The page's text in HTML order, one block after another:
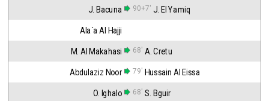
J. Bacuna 90+7' J. El Yamiq
Ala´a Al Hajji
M. Al Makahasi 68' A. Cretu
Abdulaziz Noor 79' Hussain Al Eissa
O. Ighalo 68' S. Bguir